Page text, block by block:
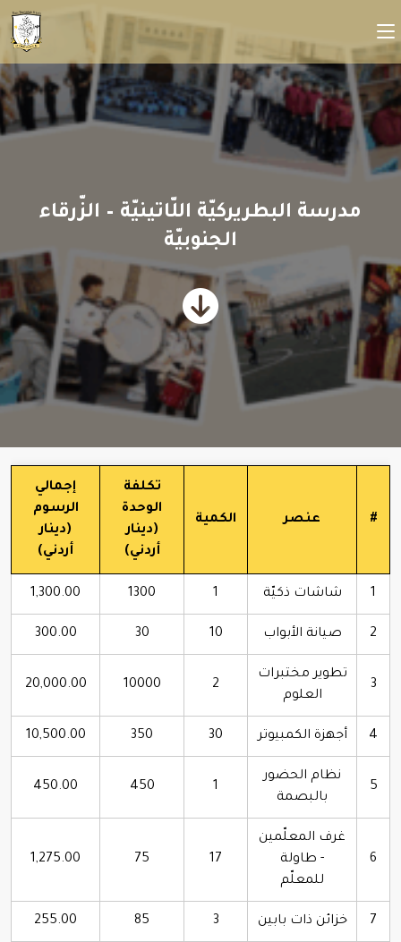
مدرسة البطريركيّة اللّاتينيّة – الزّرقاء
الجنوبيّة
# عنصر الكمية
تكلفة
الوحدة
(دينار
أردني)
إجمالي
الرسوم
(دينار
أردني)
1 شاشات ذكيّة 1
1300
1,300.00
2 صيانة الأبواب 10
30
300.00
3
تطوير مختبرات
العلوم
2
10000
20,000.00
4 أجهزة الكمبيوتر 30
350
10,500.00
5
نظام الحضور
بالبصمة
1
450
450.00
6
غرف المعلّمين
- طاولة
للمعلّم
17
75
1,275.00
7 خزائن ذات بابين 3
85
255.00